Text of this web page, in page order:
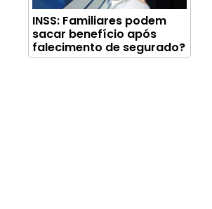
INSS: Familiares podem
sacar benefício após
falecimento de segurado?